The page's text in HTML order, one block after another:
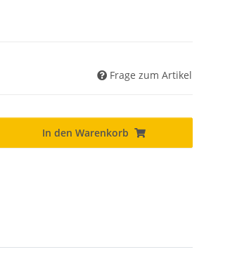
Frage zum Artikel
In den Warenkorb